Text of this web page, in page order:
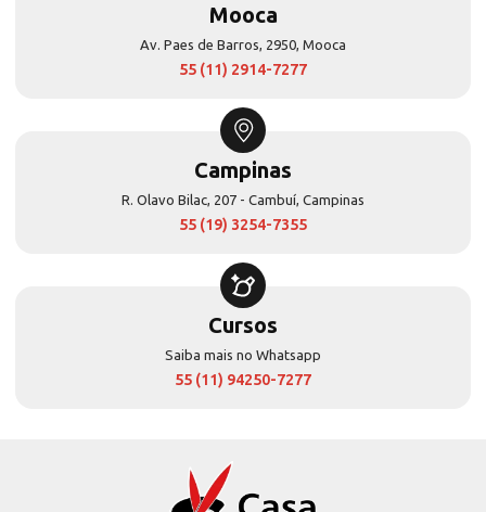
Mooca
Av. Paes de Barros, 2950, Mooca
55 (11) 2914-7277
Campinas
R. Olavo Bilac, 207 - Cambuí, Campinas
55 (19) 3254-7355
Cursos
Saiba mais no Whatsapp
55 (11) 94250-7277